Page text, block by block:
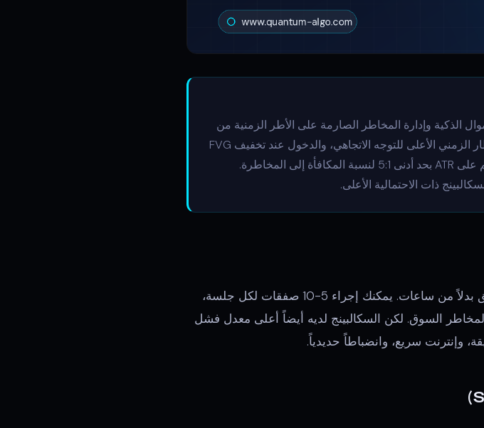
تجمع بين مفاهيم الأموال الذكية وإدارة المخاطر الصارمة على الأطر الزمنية من
1-5 دقائق. العناصر الأساسية: تحديد بلوكات الأوامر في الإطار الزمني الأعلى للتوجه الاتجاهي، والدخول عند تخفيف FVG
في الإطار الزمني الأدنى، واستخدام وقف خسارة ضيق قائم على ATR بحد أدنى 5:1 لنسبة المكافأة إلى المخاطرة.
ذات الاحتمالية الأعلى.
السكالبينج يقدم وعداً بأرباح سريعة — صفقات تستمر دقائق بدلاً من ساعات. يمكنك إجراء 5-10 صفقات لكل جلسة،
السوق. لكن السكالبينج لديه أيضاً أعلى معدل فشل
وإنترنت سريع، وانضباطاً حديدياً.